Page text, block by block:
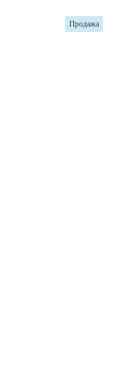
Продажа
Продажа
Продажа
Продажа
Продажа
Продажа
Продажа